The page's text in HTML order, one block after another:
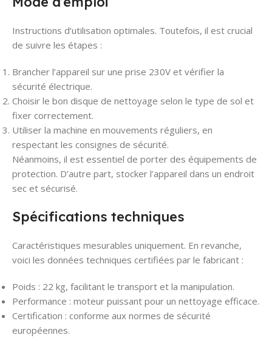
Instructions d’utilisation optimales. Toutefois, il est crucial
de suivre les étapes :
Brancher l’appareil sur une prise 230V et vérifier la
sécurité électrique.
Choisir le bon disque de nettoyage selon le type de sol et
fixer correctement.
Utiliser la machine en mouvements réguliers, en
respectant les consignes de sécurité.
Néanmoins, il est essentiel de porter des équipements de
protection. D’autre part, stocker l’appareil dans un endroit
sec et sécurisé.
Spécifications techniques
Caractéristiques mesurables uniquement. En revanche,
voici les données techniques certifiées par le fabricant :
Poids : 22 kg, facilitant le transport et la manipulation.
Performance : moteur puissant pour un nettoyage efficace.
Certification : conforme aux normes de sécurité
européennes.